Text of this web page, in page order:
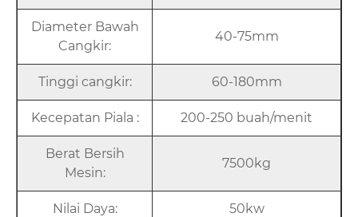
Diameter Bawah
Cangkir:
40-75mm
Tinggi cangkir: 60-180mm
Kecepatan Piala : 200-250 buah/menit
Berat Bersih
Mesin:
7500kg
Nilai Daya: 50kw